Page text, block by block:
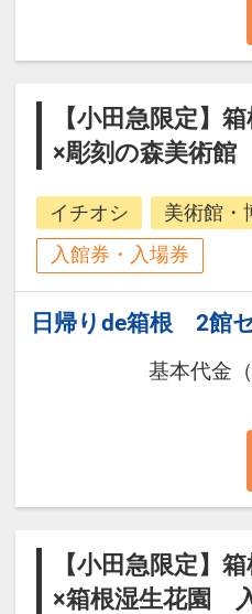
【小田急限定】
×彫刻の森美術
イチオシ
美術館・
入館券・入場券
日帰りde箱根 2館
基本代金
【小田急限定】
×箱根湿生花園